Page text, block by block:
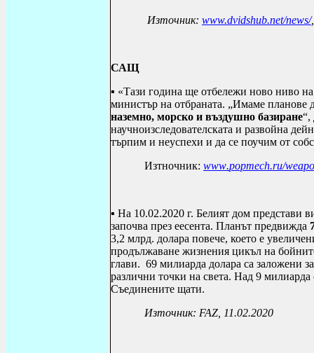
Източник: www.dvidshub.net/news/
САЩ
▪ «Тази година ще отбележи ново ниво
министър на отбраната. „Имаме планове
наземно, морско и въздушно базиране“,
научноизследователската и развойна
търпим и неуспехи и да се поучим от
Изтночник: www.popmech.ru/
▪ На 10.02.2020 г. Белият дом представи
започва през еесента. Планът предвижда
3,2 млрд. долара повече, което е
продължаване жизнения цикъл на
глави. 69 милиарда долара са заложени
различни точки на света. Над 9
Съединените щати.
Източник: FAZ, 11.02.2020